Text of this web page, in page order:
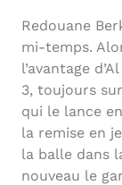
Redouane
mi-temps.
l’avantage
3, toujours
qui le lance
la remise en
la balle dans
nouveau le